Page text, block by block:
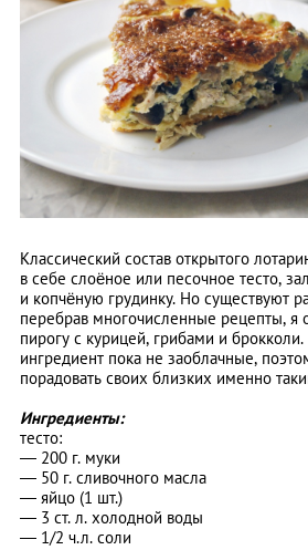
Классический состав открытого
в себе слоёное или песочное тесто,
и копчёную грудинку. Но существуют
перебрав многочисленные рецепты, я
пирогу с курицей, грибами и
ингредиент пока не заоблачные,
порадовать своих близких именно
Ингредиенты:
тесто:
— 200 г. муки
— 50 г. сливочного масла
— яйцо (1 шт.)
— 3 ст. л. холодной воды
— 1/2 ч.л. соли